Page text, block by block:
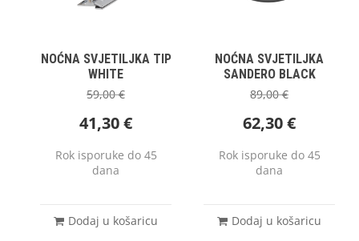
NOĆNA SVJETILJKA TIP
WHITE
59,00€
41,30€
Rok isporuke do 45
dana
Dodaj u košaricu
NOĆNA SVJETILJKA
SANDERO BLACK
89,00€
62,30€
Rok isporuke do 45
dana
Dodaj u košaricu